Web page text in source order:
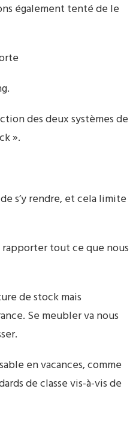
également tenté de le
des deux systèmes de
».
s’y rendre, et cela limite
rapporter tout ce que nous
de stock mais
Se meubler va nous
en vacances, comme
de classe vis-à-vis de